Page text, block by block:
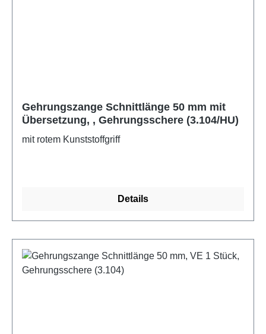
Gehrungszange Schnittlänge 50 mm mit
Übersetzung, , Gehrungsschere (3.104/HU)
mit rotem Kunststoffgriff
Details